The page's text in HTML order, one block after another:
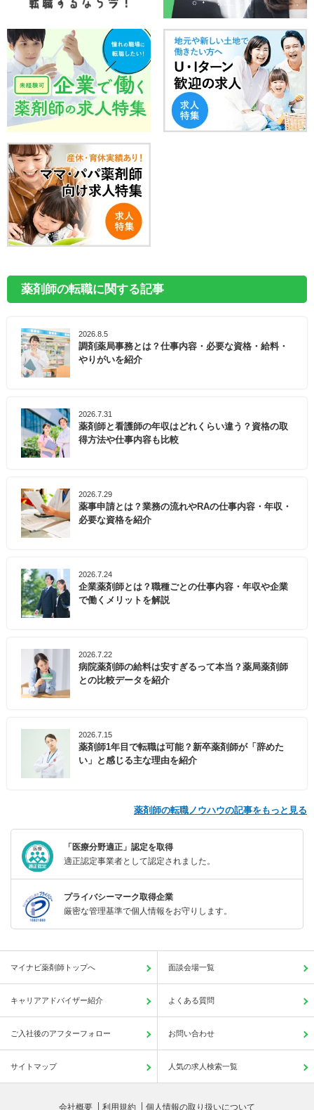
薬剤師の転職に関する記事
2026.8.5
調剤薬局事務とは？仕事内容・必要な資格・給料・
やりがいを紹介
2026.7.31
薬剤師と看護師の年収はどれくらい違う？資格の取
得方法や仕事内容も比較
2026.7.29
薬事申請とは？業務の流れやRAの仕事内容・年収・
必要な資格を紹介
2026.7.24
企業薬剤師とは？職種ごとの仕事内容・年収や企業
で働くメリットを解説
2026.7.22
病院薬剤師の給料は安すぎるって本当？薬局薬剤師
との比較データを紹介
2026.7.15
薬剤師1年目で転職は可能？新卒薬剤師が「辞めた
い」と感じる主な理由を紹介
薬剤師の転職ノウハウの記事をもっと見る
「医療分野適正」認定を取得
適正認定事業者として認定されました。
プライバシーマーク取得企業
厳密な管理基準で個人情報をお守りします。
マイナビ薬剤師トップへ 面談会場一覧
キャリアアドバイザー紹介 よくある質問
ご入社後のアフターフォロー お問い合わせ
サイトマップ 人気の求人検索一覧
会社概要 利用規約 個人情報の取り扱いについて